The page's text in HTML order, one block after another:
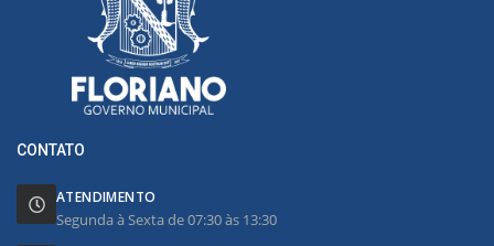
CONTATO
ATENDIMENTO
Segunda à Sexta de 07:30 às 13:30